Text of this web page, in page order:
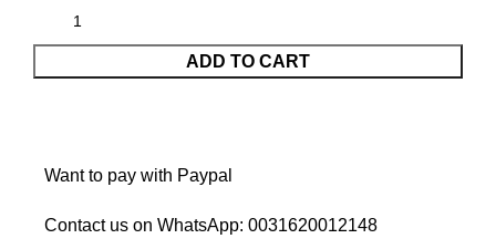
ADD TO CART
Want to pay with Paypal
Contact us on WhatsApp: 0031620012148